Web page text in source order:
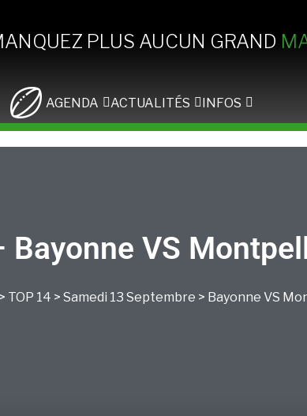
PLUS AUCUN GRAND
AGENDA ACTUALITÉS INFOS
Bayonne VS
> TOP 14 > Samedi 13 Septembre > Bayonne VS